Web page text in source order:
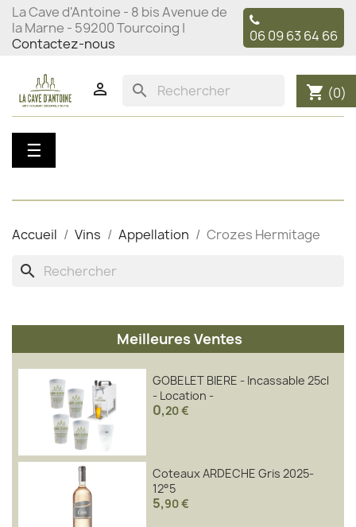
La Cave d'Antoine - 8 bis Avenue de
la Marne - 59200 Tourcoing |
Contactez-nous
06 09 63 64 66
 search shopping_cart (0)
Basculer
la
☰
Accueil Vins Appellation Crozes Hermitage
search
Meilleures Ventes
GOBELET BIERE - Incassable 25cl
- Location -
0,20 €
Coteaux ARDECHE Gris 2025-
12°5
5,90 €